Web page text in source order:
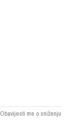
Obavijesti me o sniženju